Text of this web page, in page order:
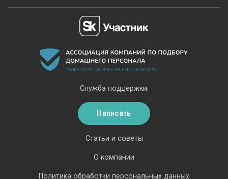
Статьи и советы
О компании
Политика обработки персональных данных
Служба поддержки:
Написать